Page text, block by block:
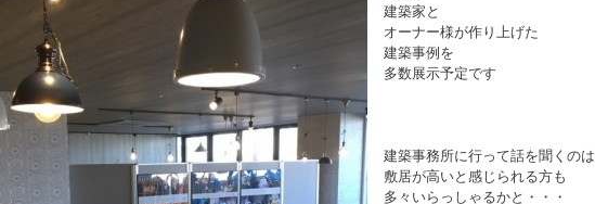
建築家と
オーナー様が作り上げた
建築事例を
多数展示予定です
建築事務所に行って話を聞くのは
敷居が高いと感じられる方も
多々いらっしゃるかと・・・